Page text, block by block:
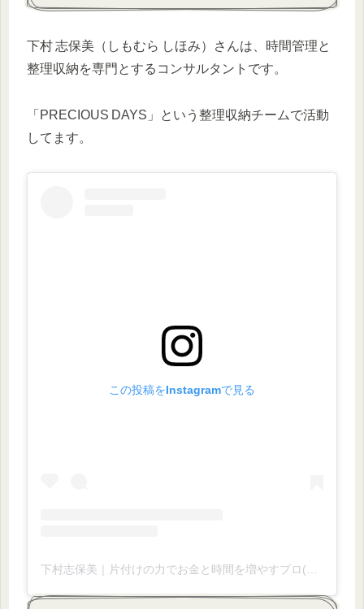
下村 志保美（しもむら しほみ）さんは、時間管理と
整理収納を専門とするコンサルタントです。
「PRECIOUS DAYS」という整理収納チームで活動
してます。
この投稿をInstagramで見る
下村志保美｜片付けの力でお金と時間を増やすプロ(@shihoshimo)がシェアした投稿